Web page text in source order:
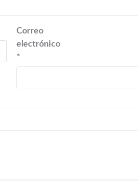
Correo
electrónico
*